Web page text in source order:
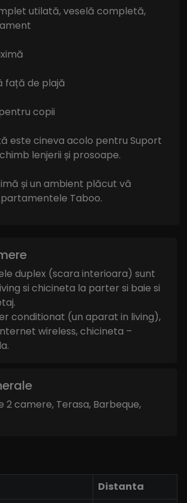
utilată, veselă completă,
față de plajă
copii
este cineva acolo pentru Suport
lenjerii și prosoape.
și un ambient plăcut vă
Taboo.
duplex (scara interioara) sunt
si chicineta la parter si baie si
conditionat (un aparat in living),
wireless, chicineta –
camere, Terasa, Barbeque,
Distanta